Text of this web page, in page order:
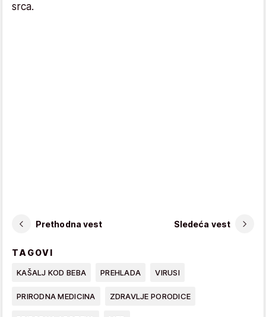
srca.
Prethodna vest Sledeća vest
TAGOVI
KAŠALJ KOD BEBA PREHLADA VIRUSI
PRIRODNA MEDICINA ZDRAVLJE PORODICE